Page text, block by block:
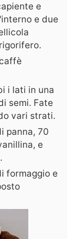
e
e due
i lati in una
semi. Fate
vari strati.
panna, 70
e
formaggio e